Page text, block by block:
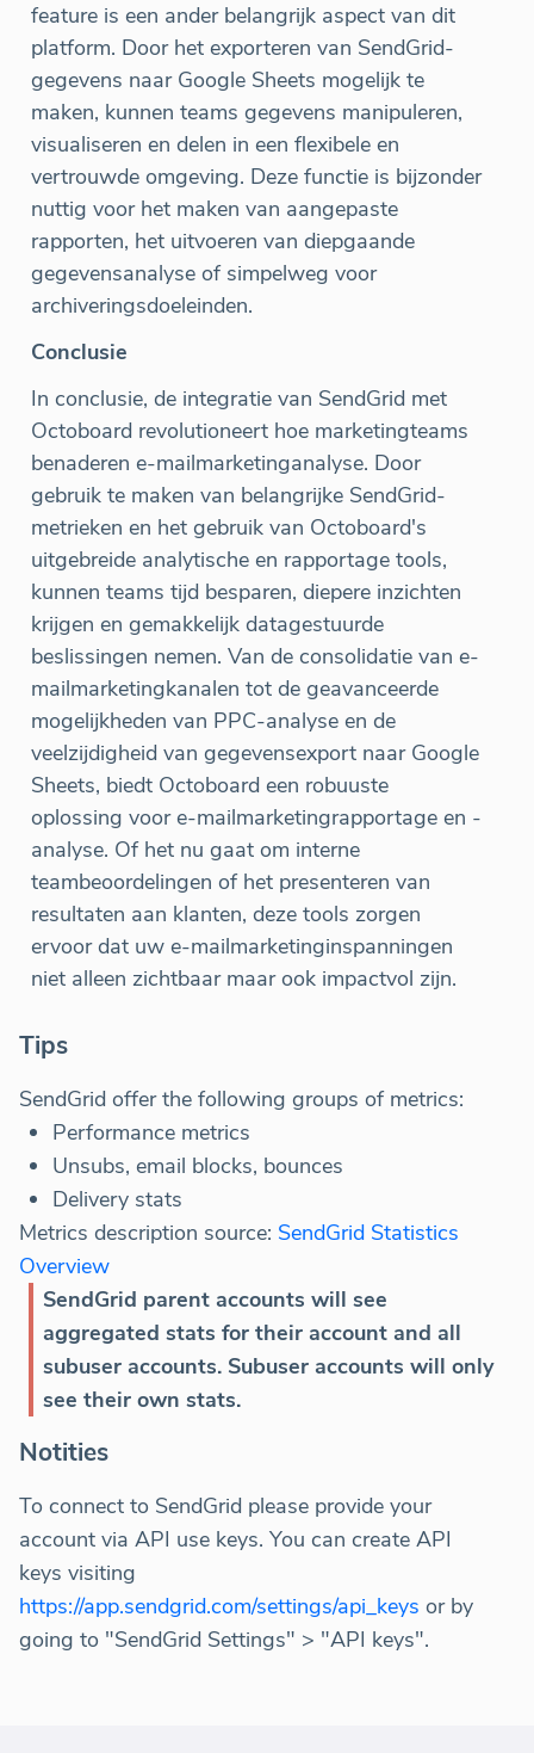
feature is een ander belangrijk aspect van dit
platform. Door het exporteren van SendGrid-
gegevens naar Google Sheets mogelijk te
maken, kunnen teams gegevens manipuleren,
visualiseren en delen in een flexibele en
vertrouwde omgeving. Deze functie is bijzonder
nuttig voor het maken van aangepaste
rapporten, het uitvoeren van diepgaande
gegevensanalyse of simpelweg voor
archiveringsdoeleinden.
Conclusie
In conclusie, de integratie van SendGrid met
Octoboard revolutioneert hoe marketingteams
benaderen e-mailmarketinganalyse. Door
gebruik te maken van belangrijke SendGrid-
metrieken en het gebruik van Octoboard's
uitgebreide analytische en rapportage tools,
kunnen teams tijd besparen, diepere inzichten
krijgen en gemakkelijk datagestuurde
beslissingen nemen. Van de consolidatie van e-
mailmarketingkanalen tot de geavanceerde
mogelijkheden van PPC-analyse en de
veelzijdigheid van gegevensexport naar Google
Sheets, biedt Octoboard een robuuste
oplossing voor e-mailmarketingrapportage en -
analyse. Of het nu gaat om interne
teambeoordelingen of het presenteren van
resultaten aan klanten, deze tools zorgen
ervoor dat uw e-mailmarketinginspanningen
niet alleen zichtbaar maar ook impactvol zijn.
Tips
SendGrid offer the following groups of metrics:
Performance metrics
Unsubs, email blocks, bounces
Delivery stats
Metrics description source: SendGrid Statistics
Overview
SendGrid parent accounts will see
aggregated stats for their account and all
subuser accounts. Subuser accounts will only
see their own stats.
Notities
To connect to SendGrid please provide your
account via API use keys. You can create API
keys visiting
https://app.sendgrid.com/settings/api_keys or by
going to "SendGrid Settings" > "API keys".